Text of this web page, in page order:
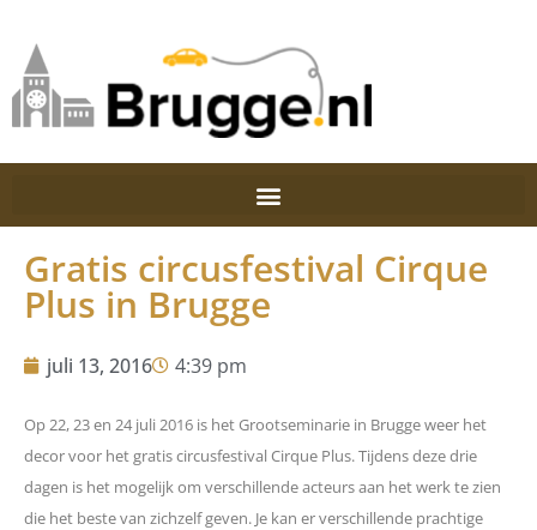
Gratis circusfestival Cirque
Plus in Brugge
juli 13, 2016 4:39 pm
Op 22, 23 en 24 juli 2016 is het Grootseminarie in Brugge weer het
decor voor het gratis circusfestival Cirque Plus. Tijdens deze drie
dagen is het mogelijk om verschillende acteurs aan het werk te zien
die het beste van zichzelf geven. Je kan er verschillende prachtige